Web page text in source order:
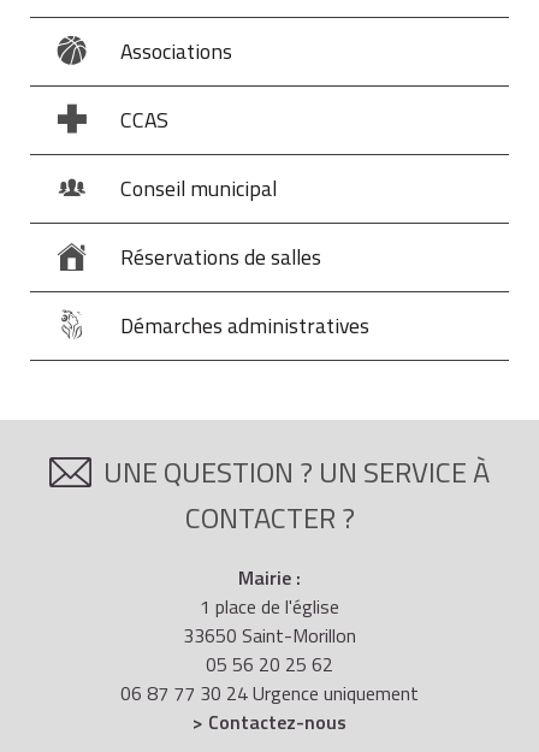
Associations
CCAS
Conseil municipal
Réservations de salles
Démarches administratives
UNE QUESTION ? UN SERVICE À
CONTACTER ?
Mairie :
1 place de l'église
33650 Saint-Morillon
05 56 20 25 62
06 87 77 30 24 Urgence uniquement
> Contactez-nous